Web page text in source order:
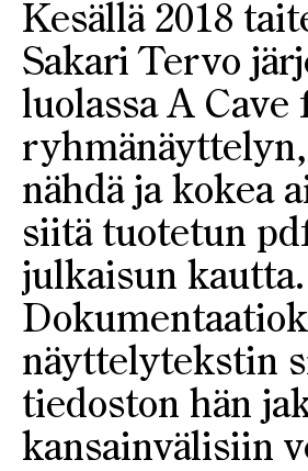
Kesällä 2018
Sakari Tervo
luolassa A Cave
nähdä ja kokea
siitä tuotetun
julkaisun kautta.
näyttelytekstin
tiedoston hän
kansainvälisiin